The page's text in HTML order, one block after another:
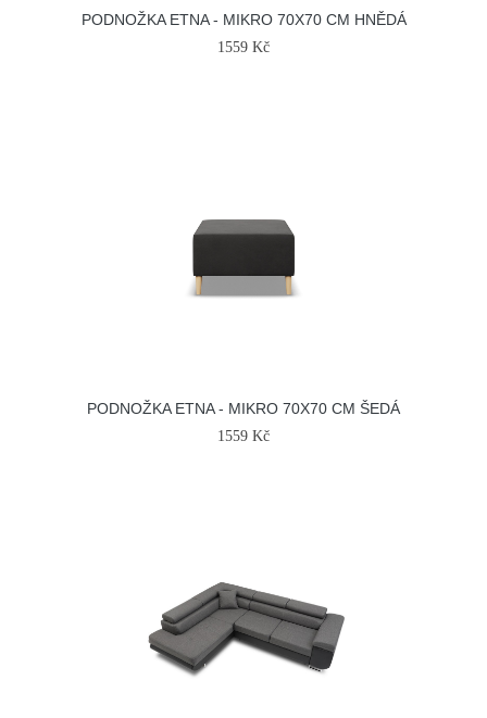
PODNOŽKA ETNA - MIKRO 70X70 CM HNĚDÁ
1559 Kč
PODNOŽKA ETNA - MIKRO 70X70 CM ŠEDÁ
1559 Kč